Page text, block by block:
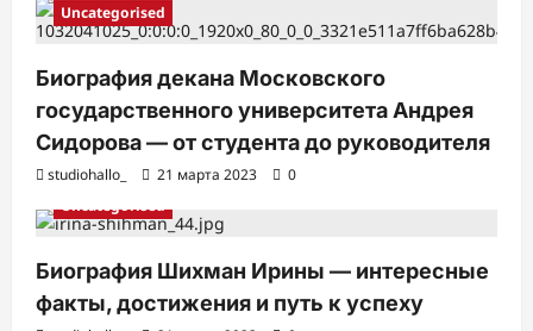
Uncategorised
Биография декана Московского
государственного университета Андрея
Сидорова — от студента до руководителя
studiohallo_ 21 марта 2023
0
Uncategorised
Биография Шихман Ирины — интересные
факты, достижения и путь к успеху